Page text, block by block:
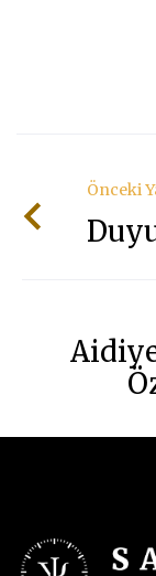
Önceki